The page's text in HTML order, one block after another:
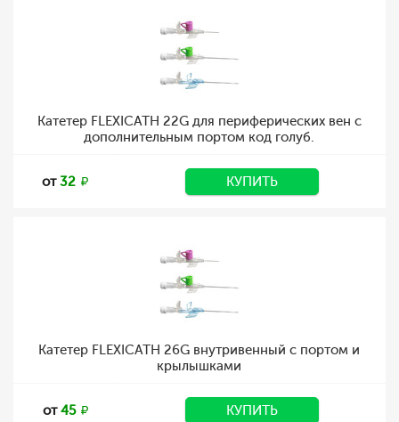
Катетер FLEXICATH 22G для периферических вен с
дополнительным портом код голуб.
от32 КУПИТЬ
Катетер FLEXICATH 26G внутривенный с портом и
крылышками
от45 КУПИТЬ